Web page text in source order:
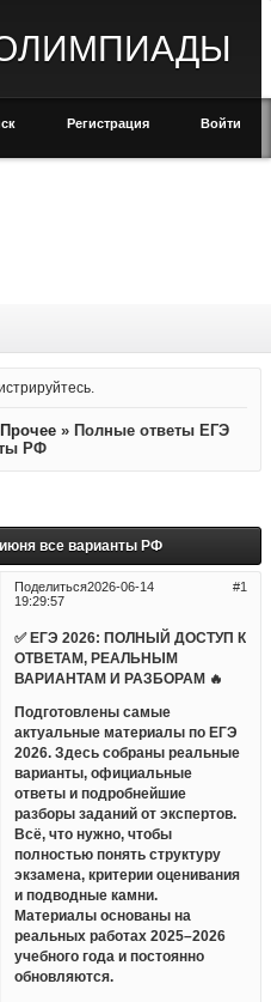
Регистрация Войти
Прочее » Полные ответы ЕГЭ
РФ
все варианты РФ
Поделиться 1
2026-06-14
19:29:57
✅ ЕГЭ 2026: ПОЛНЫЙ ДОСТУП К
ОТВЕТАМ, РЕАЛЬНЫМ
ВАРИАНТАМ И РАЗБОРАМ 🔥
Подготовлены самые
актуальные материалы по ЕГЭ
2026. Здесь собраны реальные
варианты, официальные
ответы и подробнейшие
разборы заданий от экспертов.
Всё, что нужно, чтобы
полностью понять структуру
экзамена, критерии оценивания
и подводные камни.
Материалы основаны на
реальных работах 2025–2026
учебного года и постоянно
обновляются.